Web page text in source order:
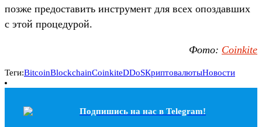
позже предоставить инструмент для всех опоздавших
с этой процедурой.
Фото: Coinkite
Теги:BitcoinBlockchainCoinkiteDDoSКриптовалютыНовости
Подпишись на наc в Telegram!